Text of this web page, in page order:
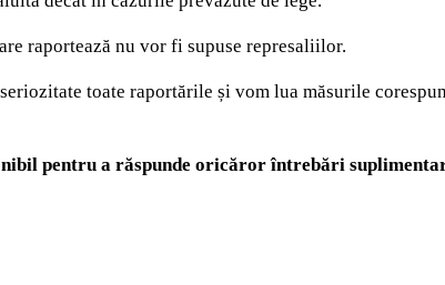
raportează nu vor fi supuse represaliilor.
toate raportările și vom lua măsurile
pentru a răspunde oricăror întrebări